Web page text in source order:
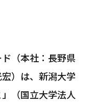
（本社：長野県
）は、新潟大学
」（国立大学法人